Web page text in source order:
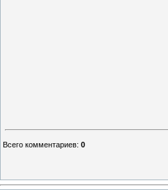
Всего комментариев: 0